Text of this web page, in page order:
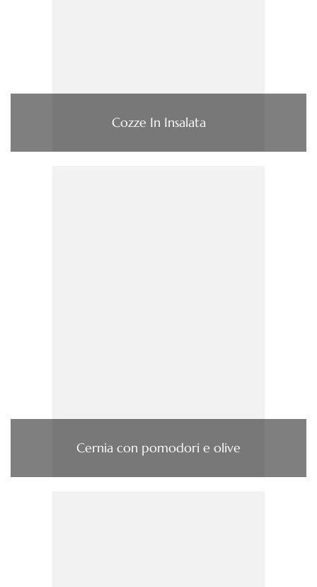
Cozze In Insalata
Cernia con pomodori e olive